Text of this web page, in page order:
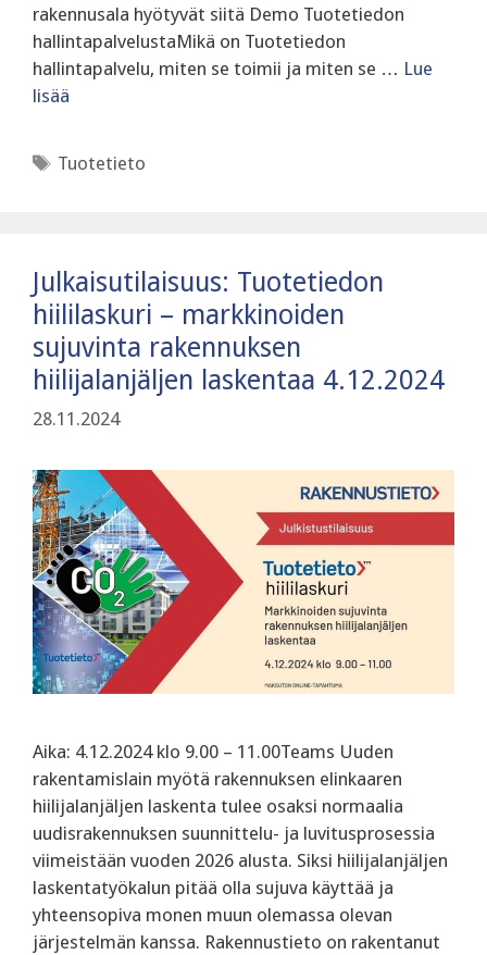
rakennusala hyötyvät siitä Demo Tuotetiedon
hallintapalvelustaMikä on Tuotetiedon
hallintapalvelu, miten se toimii ja miten se … Lue
lisää
Avainsanat
Tuotetieto
Julkaisutilaisuus: Tuotetiedon
hiililaskuri – markkinoiden
sujuvinta rakennuksen
hiilijalanjäljen laskentaa 4.12.2024
28.11.2024
Aika: 4.12.2024 klo 9.00 – 11.00Teams Uuden
rakentamislain myötä rakennuksen elinkaaren
hiilijalanjäljen laskenta tulee osaksi normaalia
uudisrakennuksen suunnittelu- ja luvitusprosessia
viimeistään vuoden 2026 alusta. Siksi hiilijalanjäljen
laskentatyökalun pitää olla sujuva käyttää ja
yhteensopiva monen muun olemassa olevan
järjestelmän kanssa. Rakennustieto on rakentanut